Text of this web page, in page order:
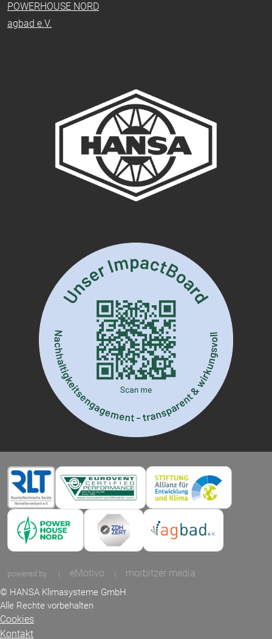
POWERHOUSE NORD
agbad e.V.
powered by | eMotivo | morbitzer media
© HANSA Klimasysteme GmbH
Alle Rechte vorbehalten
Cookies
Kontakt